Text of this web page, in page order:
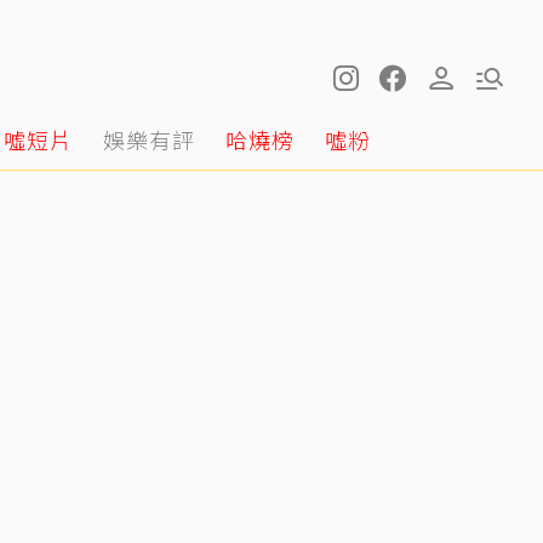
噓短片 娛樂有評 哈燒榜 噓粉